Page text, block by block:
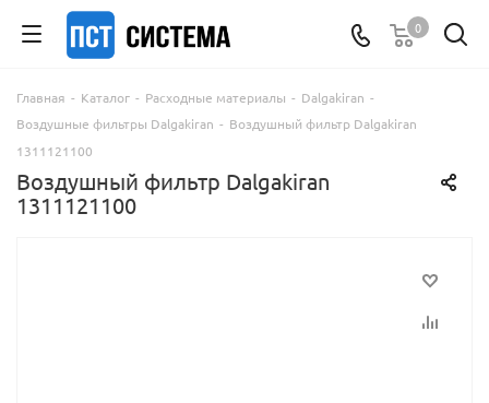
0
Главная - Каталог - Расходные материалы - Dalgakiran -
Воздушные фильтры Dalgakiran - Воздушный фильтр Dalgakiran
1311121100
Воздушный фильтр Dalgakiran
1311121100